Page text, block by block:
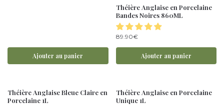
Ajouter au panier
Théière Anglaise en Porcelaine
Bandes Noires 860ML
89.90€
Ajouter au panier
Théière Anglaise Bleue Claire en
Porcelaine 1L
Théière Anglaise en Porcelaine
Unique 1L